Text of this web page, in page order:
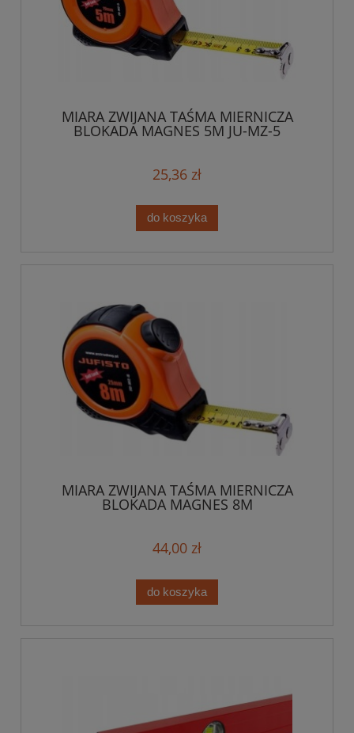
MIARA ZWIJANA TAŚMA MIERNICZA
BLOKADA MAGNES 5M JU-MZ-5
25,36 zł
do koszyka
MIARA ZWIJANA TAŚMA MIERNICZA
BLOKADA MAGNES 8M
44,00 zł
do koszyka